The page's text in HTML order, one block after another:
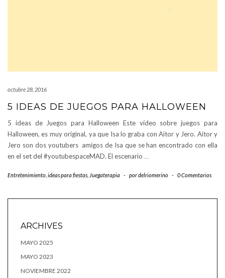
octubre 28, 2016
5 IDEAS DE JUEGOS PARA HALLOWEEN
5 ideas de Juegos para Halloween Este vídeo sobre juegos para
Halloween, es muy original, ya que Isa lo graba con Aitor y Jero. Aitor y
Jero son dos youtubers amigos de Isa que se han encontrado con ella
en el set del #youtubespaceMAD. El escenario …
Entretenimiento ideas para fiestas Juegaterapia - pordelriomerino - 0 Comentarios
ARCHIVES
MAYO 2025
MAYO 2023
NOVIEMBRE 2022